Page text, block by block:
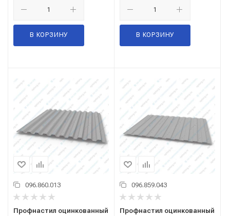
В КОРЗИНУ В КОРЗИНУ
096.860.013
Профнастил оцинкованный
096.859.043
Профнастил оцинкованный